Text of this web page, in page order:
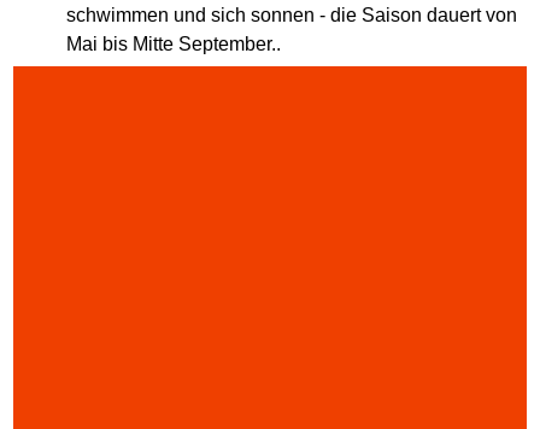
schwimmen und sich sonnen - die Saison dauert von
Mai bis Mitte September..